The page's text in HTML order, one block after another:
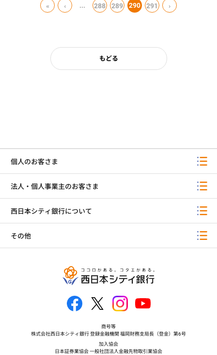
« ‹ ... 288 289 290 291 ›
もどる
個人のお客さま
法人・個人事業主のお客さま
西日本シティ銀行について
その他
商号等
株式会社西日本シティ銀行 登録金融機関 福岡財務支局長（登金）第6号
加入協会
日本証券業協会 一般社団法人金融先物取引業協会